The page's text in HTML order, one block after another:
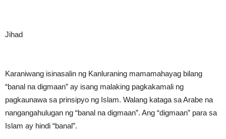
Jihad
Karaniwang isinasalin ng Kanluraning mamamahayag bilang
“banal na digmaan” ay isang malaking pagkakamali ng
pagkaunawa sa prinsipyo ng Islam. Walang kataga sa Arabe na
nangangahulugan ng “banal na digmaan”. Ang “digmaan” para sa
Islam ay hindi “banal”.